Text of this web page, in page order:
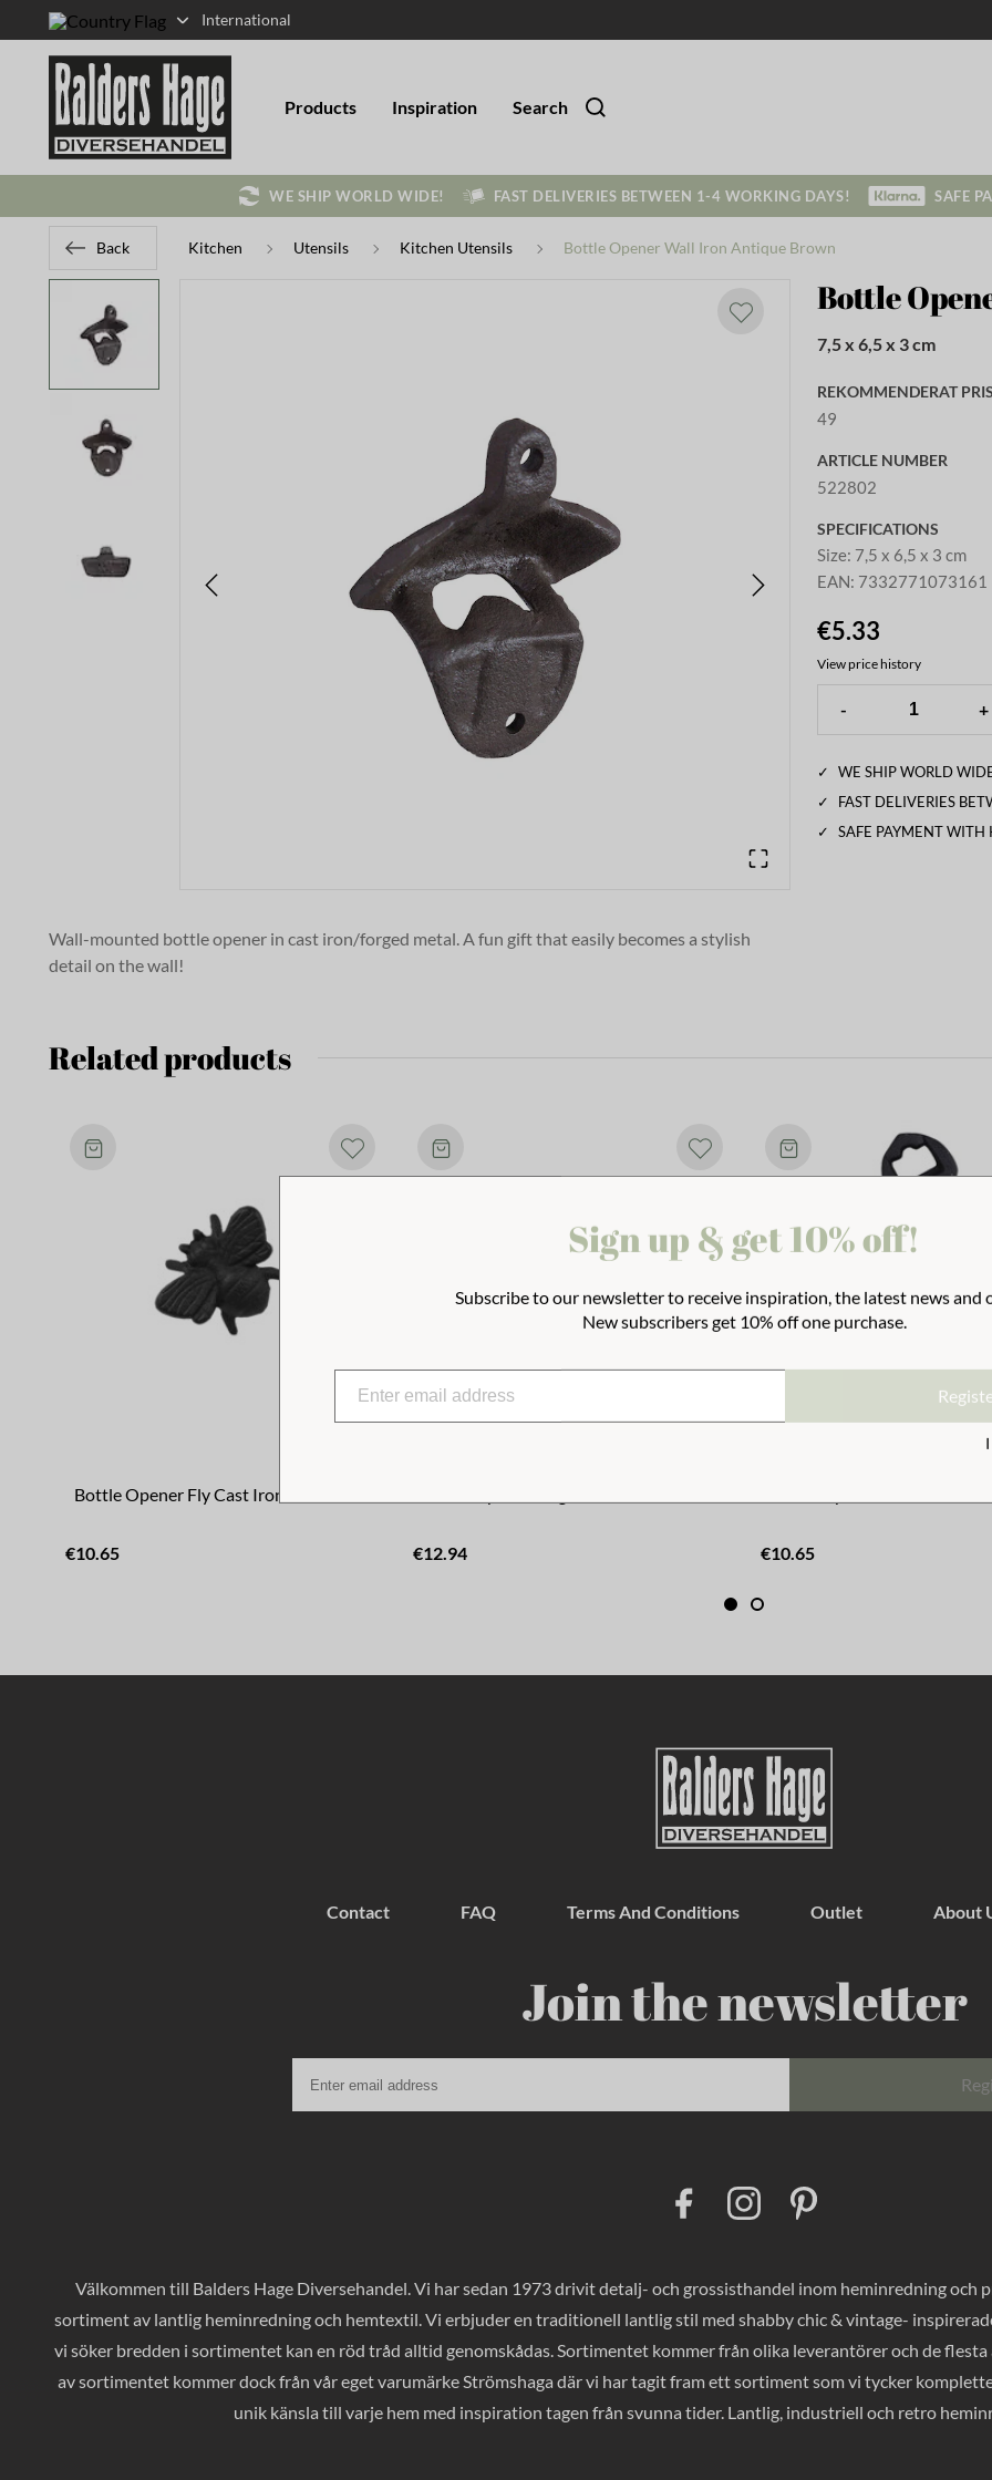
International
Products Inspiration Search
WE SHIP WORLD WIDE! FAST DELIVERIES BETWEEN 1-4 WORKING DAYS! SAFE
Back Kitchen Utensils Kitchen Utensils Bottle Opener Wall Iron Antique Brown
Wall-mounted bottle opener in cast iron/forged metal. A fun gift that easily becomes a stylish
detail on the wall!
Bottle
7,5 x 6,5 x 3 cm
REKOMMENDERAT
49
ARTICLE NUMBER
522802
SPECIFICATIONS
Size: 7,5 x 6,5 x 3 cm
EAN: 7332771073161
€5.33
View price history
- +
✓
WE SHIP WORLD
✓
FAST DELIVERIES
✓
SAFE PAYMENT
Related products
Bottle Opener Fly Cast Iron Black
€10.65 €12.94 €10.65
Contact FAQ Terms And Conditions Outlet About
Join the newsletter
o
o
k
I
n
g
r
a
r
e
s
Välkommen till Balders Hage Diversehandel. Vi har sedan 1973 drivit detalj- och grossisthandel inom heminredning
sortiment av lantlig heminredning och hemtextil. Vi erbjuder en traditionell lantlig stil med shabby chic & vintage-
vi söker bredden i sortimentet kan en röd tråd alltid genomskådas. Sortimentet kommer från olika leverantörer och de
av sortimentet kommer dock från vår eget varumärke Strömshaga där vi har tagit fram ett sortiment som vi tycker
unik känsla till varje hem med inspiration tagen från svunna tider. Lantlig, industriell och retro
Sign up & get 10% off!
Subscribe to our newsletter to receive inspiration, the latest news and
New subscribers get 10% off one purchase.